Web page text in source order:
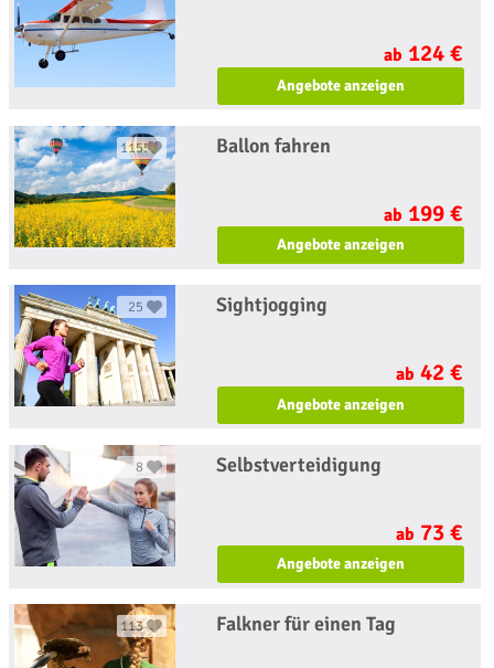
ab 124 €
Angebote anzeigen
1155 Ballon fahren
ab 199 €
Angebote anzeigen
25 Sightjogging
ab 42 €
Angebote anzeigen
8 Selbstverteidigung
ab 73 €
Angebote anzeigen
113 Falkner für einen Tag